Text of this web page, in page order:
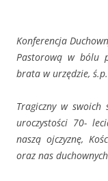
Konferencja
Pastorową w bólu
brata w urzędzie,
Tragiczny w swoich
uroczystości 70-
naszą ojczyznę,
oraz nas